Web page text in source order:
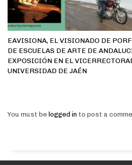
EAVISIONA, EL VISIONADO DE
DE ESCUELAS DE ARTE DE
EXPOSICIÓN EN EL
UNIVERSIDAD DE JAÉN
You must be logged in to post a